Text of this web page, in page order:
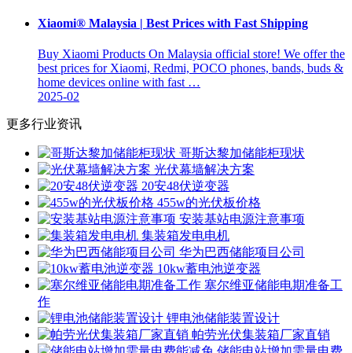
Xiaomi® Malaysia | Best Prices with Fast Shipping
Buy Xiaomi Products On Malaysia official store! We offer the
best prices for Xiaomi, Redmi, POCO phones, bands, buds &
home devices online with fast …
2025-02
更多行业资讯
哥斯达黎加储能柜现状
光伏幕墙解决方案
20安48伏逆变器
455w的光伏板价格
安装基站电源注意事项
集装箱发电电机
华为巴西储能项目公司
10kw蓄电池逆变器
塞尔维亚储能电期准备工
作
锂电池储能装置设计
帕劳光伏集装箱厂家直销